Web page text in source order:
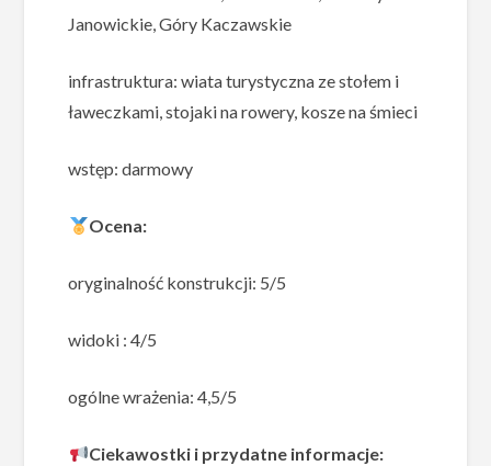
Janowickie, Góry Kaczawskie
infrastruktura: wiata turystyczna ze stołem i
ławeczkami, stojaki na rowery, kosze na śmieci
wstęp: darmowy
Ocena:
oryginalność konstrukcji: 5/5
widoki : 4/5
ogólne wrażenia: 4,5/5
Ciekawostki i przydatne informacje: